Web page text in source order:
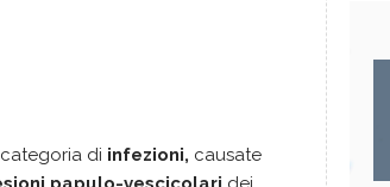
di infezioni, causate